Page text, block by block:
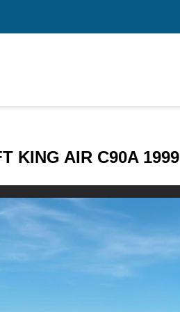
KING AIR C90A 1999